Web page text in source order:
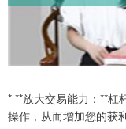
* **放大交易能力：**杠
操作，从而增加您的获